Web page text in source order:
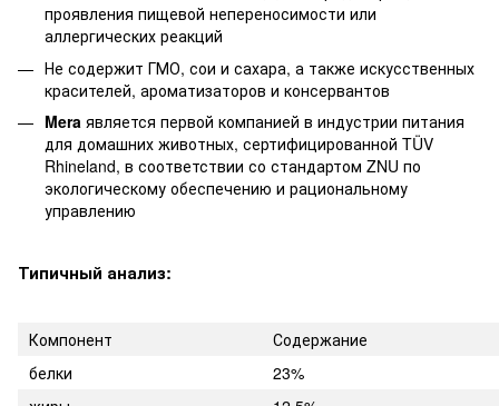
проявления пищевой непереносимости или
аллергических реакций
Не содержит ГМО, сои и сахара, а также искусственных
красителей, ароматизаторов и консервантов
Mera является первой компанией в индустрии питания
для домашних животных, сертифицированной TÜV
Rhineland, в соответствии со стандартом ZNU по
экологическому обеспечению и рациональному
управлению
Типичный анализ:
Компонент
Содержание
белки
23%